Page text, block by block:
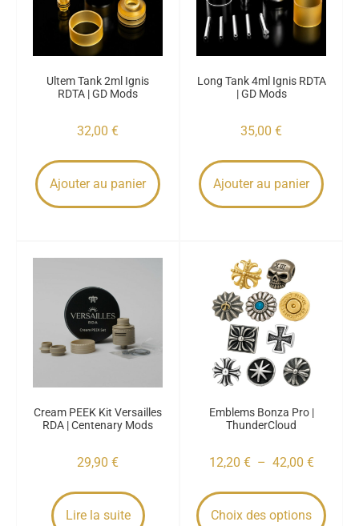
Ultem Tank 2ml Ignis
RDTA | GD Mods
32,00 €
Ajouter au panier
Long Tank 4ml Ignis RDTA
| GD Mods
35,00 €
Ajouter au panier
Cream PEEK Kit Versailles
RDA | Centenary Mods
29,90 €
Lire la suite
Emblems Bonza Pro |
ThunderCloud
12,20 € – 42,00 €
Choix des options